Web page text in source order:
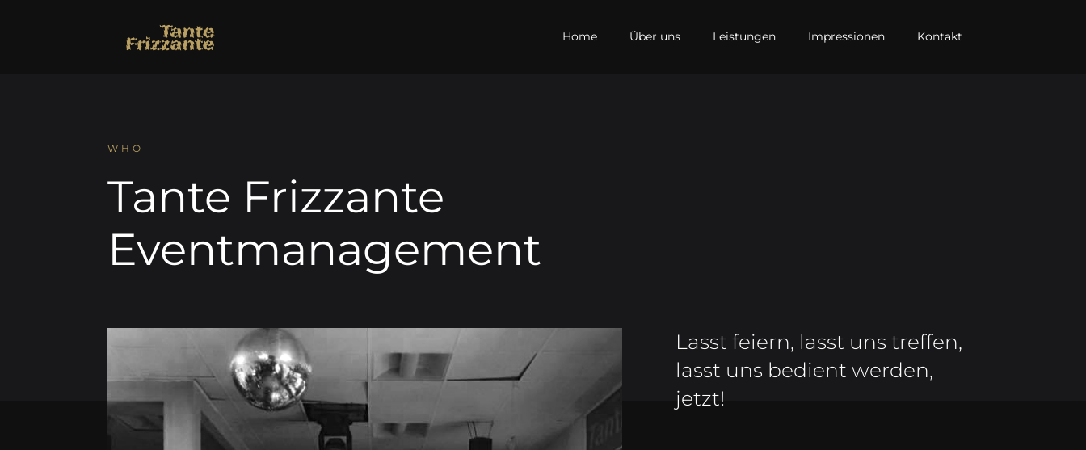
Home Über uns Leistungen Impressionen Kontakt
WHO
Tante Frizzante
Eventmanagement
Lasst feiern, lasst uns treffen,
lasst uns bedient werden,
jetzt!